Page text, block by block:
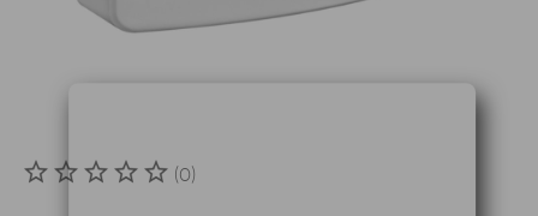
(0)